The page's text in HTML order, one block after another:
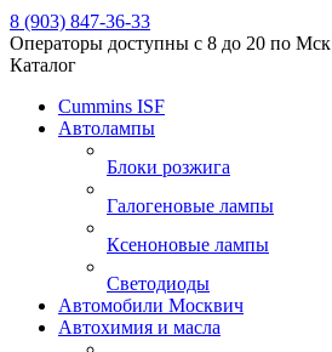
8 (903) 847-36-33
Операторы доступны с 8 до 20 по Мск
Каталог
Cummins ISF
Автолампы
Блоки розжига
Галогеновые лампы
Ксеноновые лампы
Светодиоды
Автомобили Москвич
Автохимия и масла